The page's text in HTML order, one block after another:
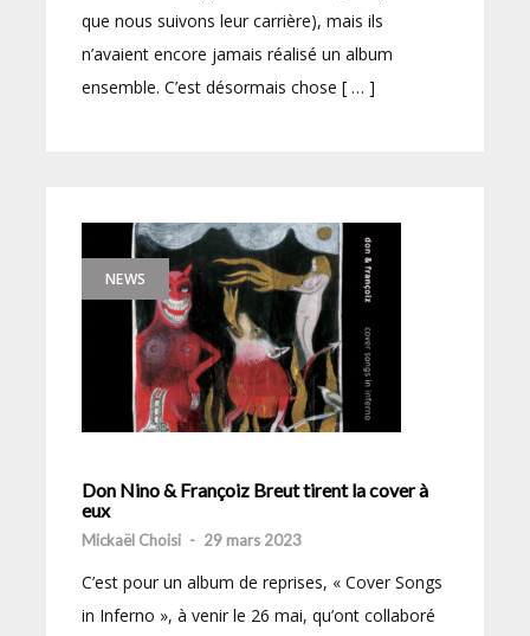
que nous suivons leur carrière), mais ils
n’avaient encore jamais réalisé un album
ensemble. C’est désormais chose [ … ]
NEWS
Don Nino & Françoiz Breut tirent la cover à
eux
Mickaël Choisi - 29 mars 2023
C’est pour un album de reprises, « Cover Songs
in Inferno », à venir le 26 mai, qu’ont collaboré